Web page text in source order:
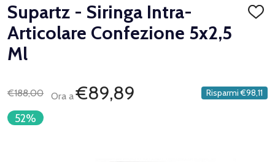
Supartz - Siringa Intra-
Articolare Confezione 5x2,5
Ml
€188,00 Ora a€89,89 Risparmi €98,11
52%